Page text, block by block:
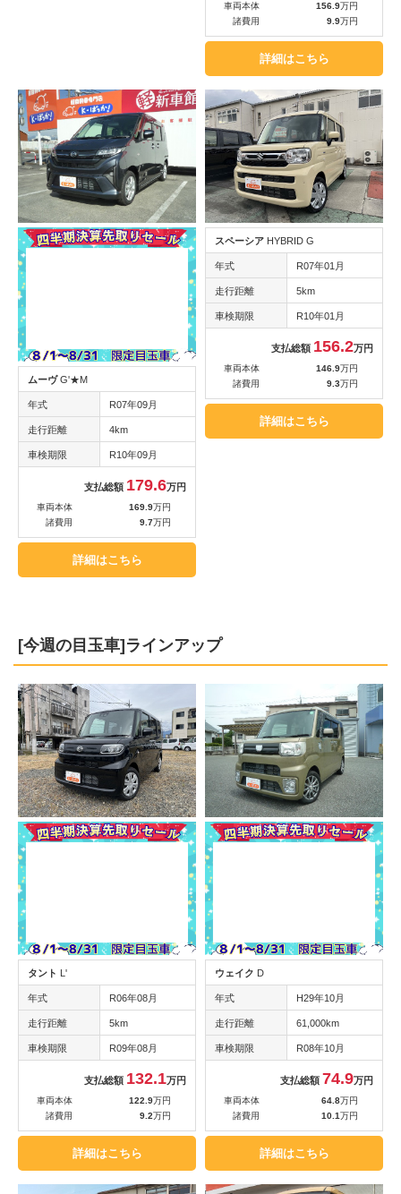
車両本体 156.9万円
諸費用
9.9万円
詳細はこちら
ムーヴG'★M
年式 R07年09月
走行距離 4km
車検期限 R10年09月
支払総額 179.6万円
車両本体 169.9万円
諸費用
9.7万円
詳細はこちら
スペーシア HYBRID G
年式 R07年01月
走行距離 5km
車検期限 R10年01月
支払総額 156.2万円
車両本体 146.9万円
諸費用
9.3万円
詳細はこちら
[今週の目玉車]ラインアップ
タント L'
年式 R06年08月
走行距離 5km
車検期限 R09年08月
支払総額 132.1万円
車両本体 122.9万円
諸費用
9.2万円
詳細はこちら
ウェイク D
年式 H29年10月
走行距離 61,000km
車検期限 R08年10月
支払総額 74.9万円
車両本体 64.8万円
諸費用
10.1万円
詳細はこちら